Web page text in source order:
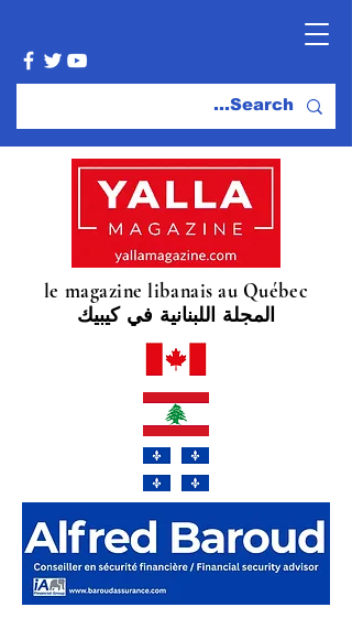
le magazine libanais au Québec
المجلة اللبنانية في كيبيك